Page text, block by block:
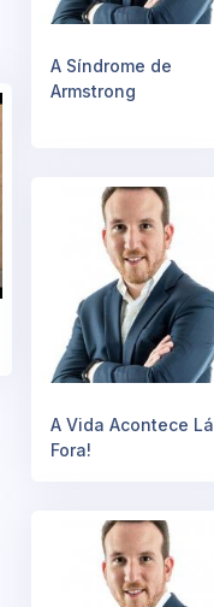
A Síndrome de
Armstrong
A Vida Acontece Lá
Fora!